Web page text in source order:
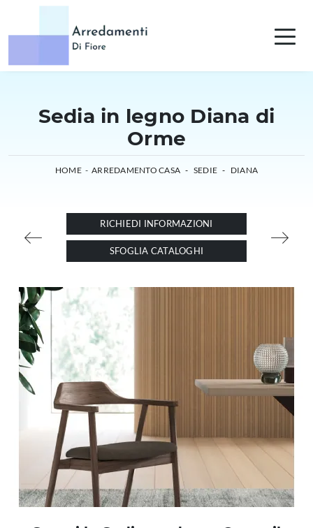
Sedia in legno Diana di
Orme
HOME - ARREDAMENTO CASA - SEDIE - DIANA
RICHIEDI INFORMAZIONI
SFOGLIA CATALOGHI